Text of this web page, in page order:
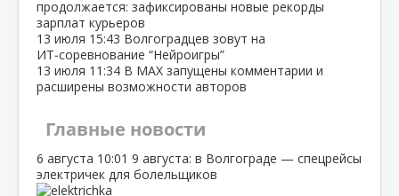
продолжается: зафиксированы новые рекорды
зарплат курьеров
13 июля 15:43 Волгоградцев зовут на
ИТ‑соревнование “Нейроигры”
13 июля 11:34 В МАХ запущены комментарии и
расширены возможности авторов
Главные новости
6 августа 10:01 9 августа: в Волгограде — спецрейсы
электричек для болельщиков